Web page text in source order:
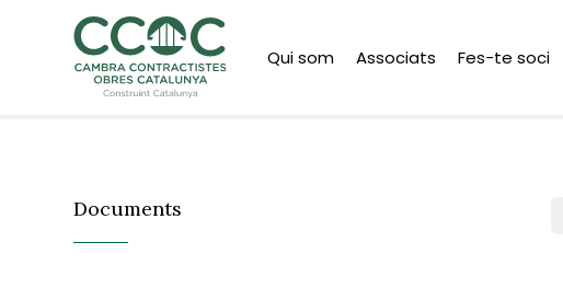
Qui som Associats Fes-te soci
Documents